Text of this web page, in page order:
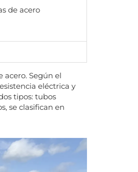
de acero
acero. Según el
eléctrica y
tipos: tubos
se clasifican en